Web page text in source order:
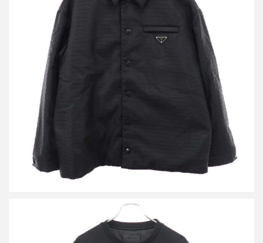
プラダ RE-NYLON ロゴプレート パテッドシャツジャケット
買取金額90,000円